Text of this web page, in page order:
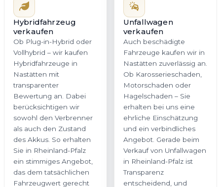
Sie in Rheinland-Pfalz
ein stimmiges Angebot,
das dem tatsächlichen
Fahrzeugwert gerecht
wird.
Jetzt Hybrid
bewerten
Angebot. Gerade beim
Verkauf von Unfallwagen
in Rheinland-Pfalz ist
Transparenz
entscheidend, und
genau dafür stehen wir.
Jetzt Unfallwagen
bewerten
Firmenwagen
verkaufen
Sie möchten einen
Gebrauchtwagen
verkaufen
Wir kaufen